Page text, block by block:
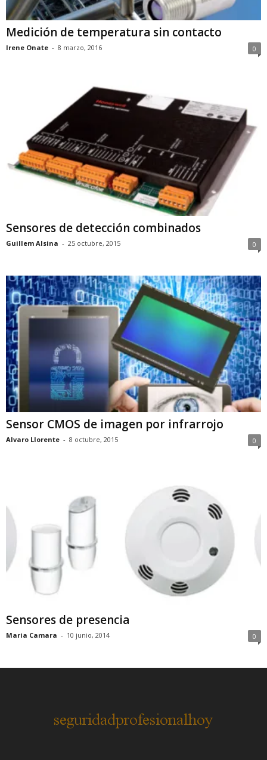
Medición de temperatura sin contacto
Irene Onate - 8 marzo, 2016 0
Sensores de detección combinados
Guillem Alsina - 25 octubre, 2015 0
Sensor CMOS de imagen por infrarrojo
Alvaro Llorente - 8 octubre, 2015 0
Sensores de presencia
Maria Camara - 10 junio, 2014 0